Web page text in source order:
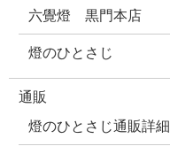
六覺燈 黒門本店
燈のひとさじ
通販
燈のひとさじ通販詳細